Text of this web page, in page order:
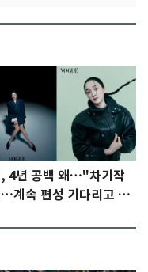
4년 공백 왜…"차기작
계속 편성 기다리고 있